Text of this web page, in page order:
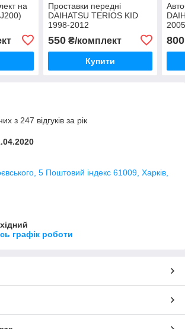
на
Проставки передні
DAIHATSU TERIOS KID
1998-2012
550₴/комплект
Купити
800
з 247 відгуків за рік
5 Поштовий індекс 61009, Харків,
графік роботи